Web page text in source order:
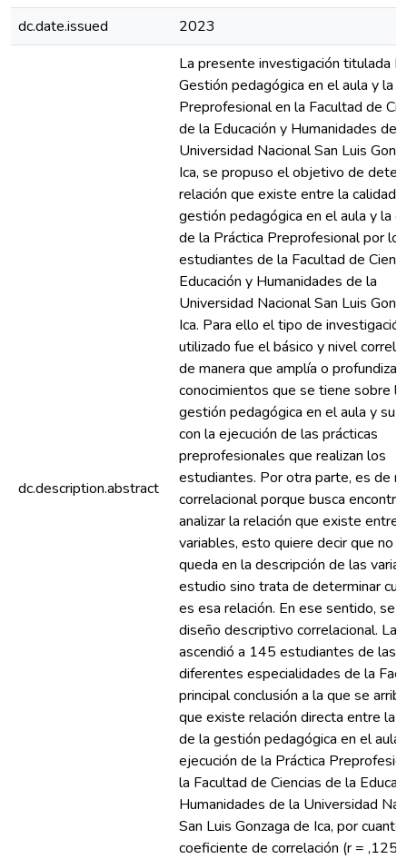
dc.date.issued
2023
dc.description.abstract
La presente investigación titulada
Gestión pedagógica en el aula y la
Preprofesional en la Facultad de
de la Educación y Humanidades de
Universidad Nacional San Luis
Ica, se propuso el objetivo de
relación que existe entre la calidad
gestión pedagógica en el aula y la
de la Práctica Preprofesional por los
estudiantes de la Facultad de
Educación y Humanidades de la
Universidad Nacional San Luis
Ica. Para ello el tipo de investigación
utilizado fue el básico y nivel
de manera que amplía o profundiza
conocimientos que se tiene sobre la
gestión pedagógica en el aula y su
con la ejecución de las prácticas
preprofesionales que realizan los
estudiantes. Por otra parte, es de
correlacional porque busca
analizar la relación que existe entre
variables, esto quiere decir que no
queda en la descripción de las
estudio sino trata de determinar
es esa relación. En ese sentido, se
diseño descriptivo correlacional. La
ascendió a 145 estudiantes de las
diferentes especialidades de la
principal conclusión a la que se
que existe relación directa entre la
de la gestión pedagógica en el aula
ejecución de la Práctica
la Facultad de Ciencias de la
Humanidades de la Universidad
San Luis Gonzaga de Ica, por
coeficiente de correlación (r =